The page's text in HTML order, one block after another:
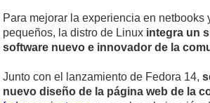
Para mejorar la experiencia en netbooks
pequeños, la distro de Linux integra un
software nuevo e innovador de la
Junto con el lanzamiento de Fedora 14,
nuevo diseño de la página web de la